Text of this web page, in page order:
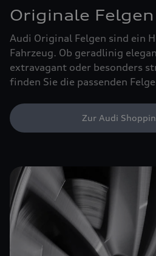
Originale
Audi Original Felgen sind ein
Fahrzeug. Ob geradlinig
extravagant oder besonders
finden Sie die passenden
Zur Audi